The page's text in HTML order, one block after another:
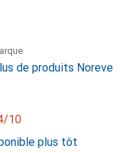
de produits Noreve
10
plus tôt